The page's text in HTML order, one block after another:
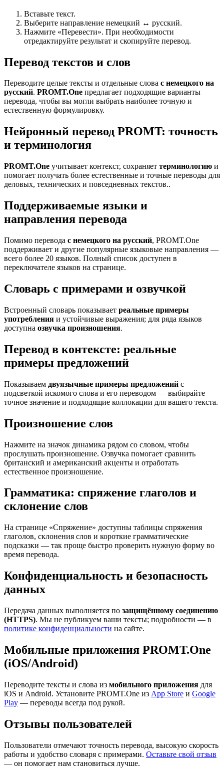
Вставьте текст.
Выберите направление немецкий ↔ русский.
Нажмите «Перевести». При необходимости
отредактируйте результат и скопируйте перевод.
Перевод текстов и слов
Переводите целые тексты и отдельные слова с немецкого на
русский. PROMT.One предлагает подходящие варианты
перевода, чтобы вы могли выбрать наиболее точную и
естественную формулировку.
Нейронный перевод PROMT: точность
и терминология
PROMT.One учитывает контекст, сохраняет терминологию и
помогает получать более естественные и точные переводы для
деловых, технических и повседневных текстов..
Поддерживаемые языки и
направления перевода
Помимо перевода с немецкого на русский, PROMT.One
поддерживает и другие популярные языковые направления —
всего более 20 языков. Полный список доступен в
переключателе языков на странице.
Словарь с примерами и озвучкой
Встроенный словарь показывает реальные примеры
употребления и устойчивые выражения; для ряда языков
доступна озвучка произношения.
Перевод в контексте: реальные
примеры предложений
Показываем двуязычные примеры предложений с
подсветкой искомого слова и его переводом — выбирайте
точное значение и подходящие коллокации для вашего текста.
Произношение слов
Нажмите на значок динамика рядом со словом, чтобы
прослушать произношение. Озвучка помогает сравнить
британский и американский акценты и отработать
естественное произношение.
Грамматика: спряжение глаголов и
склонение слов
На странице «Спряжение» доступны таблицы спряжения
глаголов, склонения слов и короткие грамматические
подсказки — так проще быстро проверить нужную форму во
время перевода.
Конфиденциальность и безопасность
данных
Передача данных выполняется по защищённому соединению
(HTTPS). Мы не публикуем ваши тексты; подробности — в
политике конфиденциальности на сайте.
Мобильные приложения PROMT.One
(iOS/Android)
Переводите тексты и слова из мобильного приложения для
iOS и Android. Установите PROMT.One из App Store и Google
Play — переводы всегда под рукой.
Отзывы пользователей
Пользователи отмечают точность перевода, высокую скорость
работы и удобство словаря с примерами. Оставьте свой отзыв
— он помогает нам становиться лучше.